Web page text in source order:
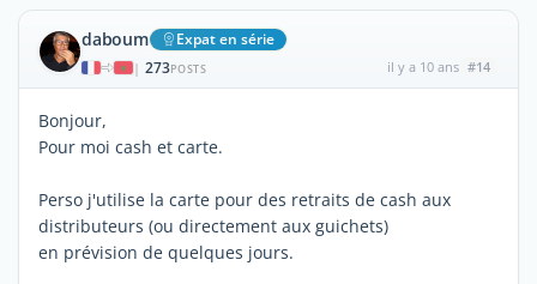
daboum Expat en série
| 273POSTS il y a 10 ans #14
Bonjour,
Pour moi cash et carte.
Perso j'utilise la carte pour des retraits de cash aux
distributeurs (ou directement aux guichets)
en prévision de quelques jours.